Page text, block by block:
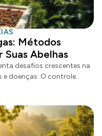
das Colmeias A nutrição
Métodos
Abelhas
desafios crescentes na
doenças. O controle
inovadora para
a produtividade dos
que 37% das perdas
relacionadas ao
sustentável representa